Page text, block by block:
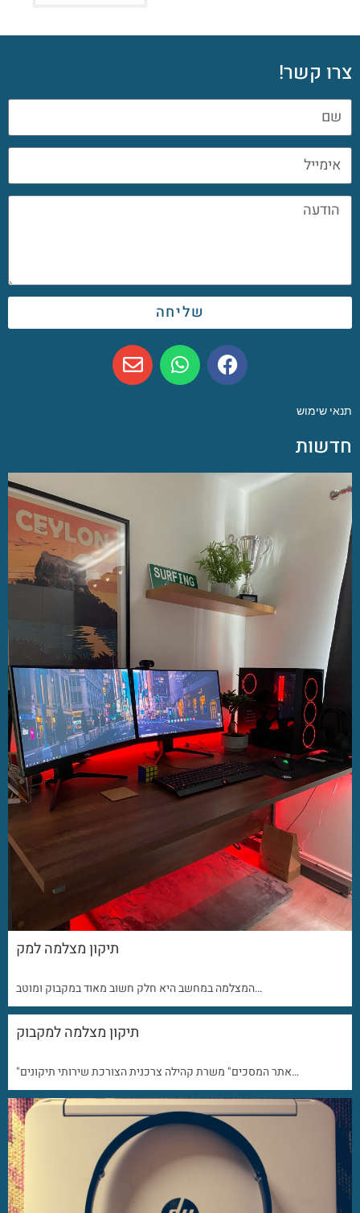
צרו קשר!
שליחה
תנאי שימוש
חדשות
תיקון מצלמה למק
המצלמה במחשב היא חלק חשוב מאוד במקבוק ומוטב…
תיקון מצלמה למקבוק
"אתר המסכים" משרת קהילה צרכנית הצורכת שירותי תיקונים…